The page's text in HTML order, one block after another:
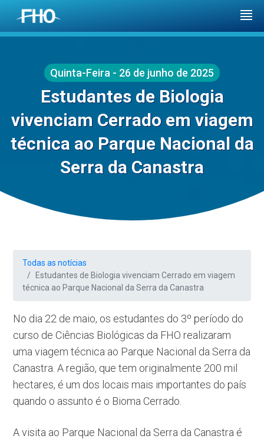
Quinta-Feira - 26 de junho de 2025
Estudantes de Biologia
vivenciam Cerrado em viagem
técnica ao Parque Nacional da
Serra da Canastra
Todas as notícias
Estudantes de Biologia vivenciam Cerrado em viagem
técnica ao Parque Nacional da Serra da Canastra
No dia 22 de maio, os estudantes do 3º período do
curso de Ciências Biológicas da FHO realizaram
uma viagem técnica ao Parque Nacional da Serra da
Canastra. A região, que tem originalmente 200 mil
hectares, é um dos locais mais importantes do país
quando o assunto é o Bioma Cerrado.
A visita ao Parque Nacional da Serra da Canastra é